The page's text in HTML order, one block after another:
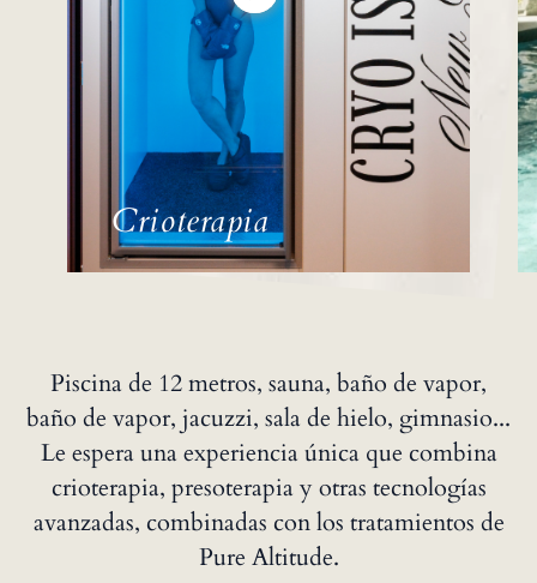
Piscina de 12 metros, sauna, baño de vapor,
baño de vapor, jacuzzi, sala de hielo, gimnasio...
Le espera una experiencia única que combina
crioterapia, presoterapia y otras tecnologías
avanzadas, combinadas con los tratamientos de
Pure Altitude.
Crioterapia